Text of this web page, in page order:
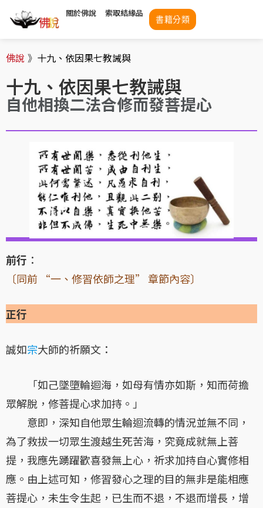
關於佛說 索取結緣品
書籍分類
佛說 》 十九、依因果七教誡與
十九、依因果七教誡與
自他相換二法合修而發菩提心
前行 ：
〔同前 “一、修習依師之理” 章節內容〕
正行
誠如宗大師的祈願文：
「如己墜墮輪迴海，如母有情亦如斯，知而荷擔
眾解脫，修菩提心求加持。」
意即，深知自他眾生輪迴流轉的情況並無不同，
為了救拔一切眾生渡越生死苦海，究竟成就無上菩
提，我應先踴躍歡喜發無上心，祈求加持自心實修相
應。由上述可知，修習發心之理的目的無非是能相應
菩提心，未生令生起，已生而不退，不退而增長，增